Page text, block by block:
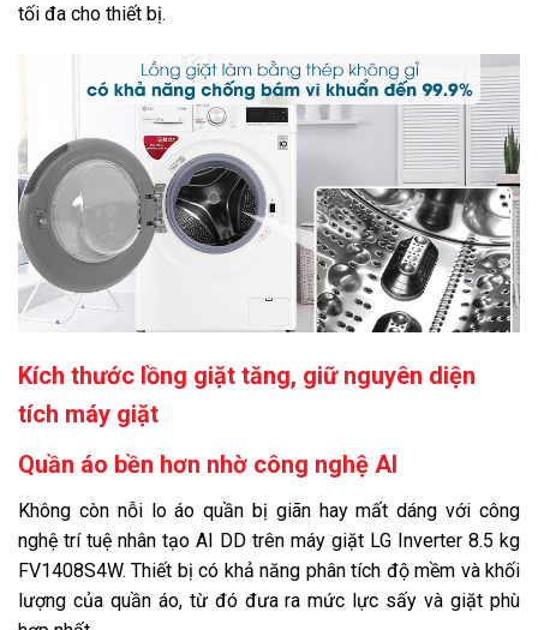
tối đa cho thiết bị.
Kích thước lồng giặt tăng, giữ nguyên diện
tích máy giặt
Quần áo bền hơn nhờ công nghệ AI
Không còn nỗi lo áo quần bị giãn hay mất dáng với công
nghệ trí tuệ nhân tạo AI DD trên máy giặt LG Inverter 8.5 kg
FV1408S4W. Thiết bị có khả năng phân tích độ mềm và khối
lượng của quần áo, từ đó đưa ra mức lực sấy và giặt phù